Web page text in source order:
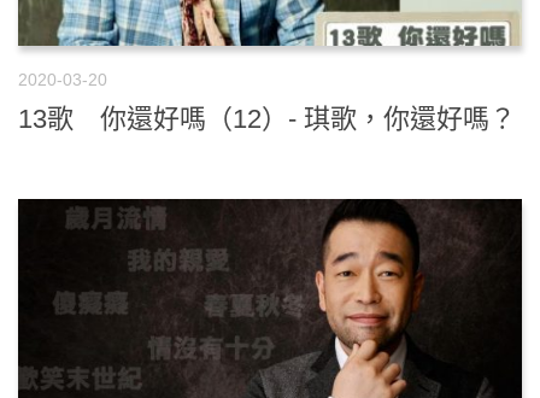
2020-03-20
13歌 你還好嗎（12）- 琪歌，你還好嗎？